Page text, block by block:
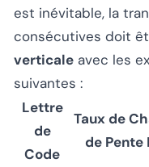
est inévitable, la
consécutives doit
verticale avec les
suivantes :
Lettre
de
Code
Taux de
de Pente